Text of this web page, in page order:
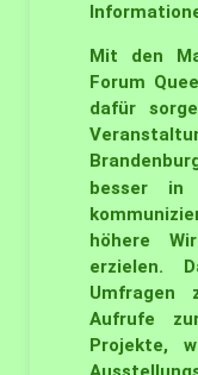
Mit den
Forum
dafür
besser in
höhere
erzielen.
Umfragen
Aufrufe
Projekte,